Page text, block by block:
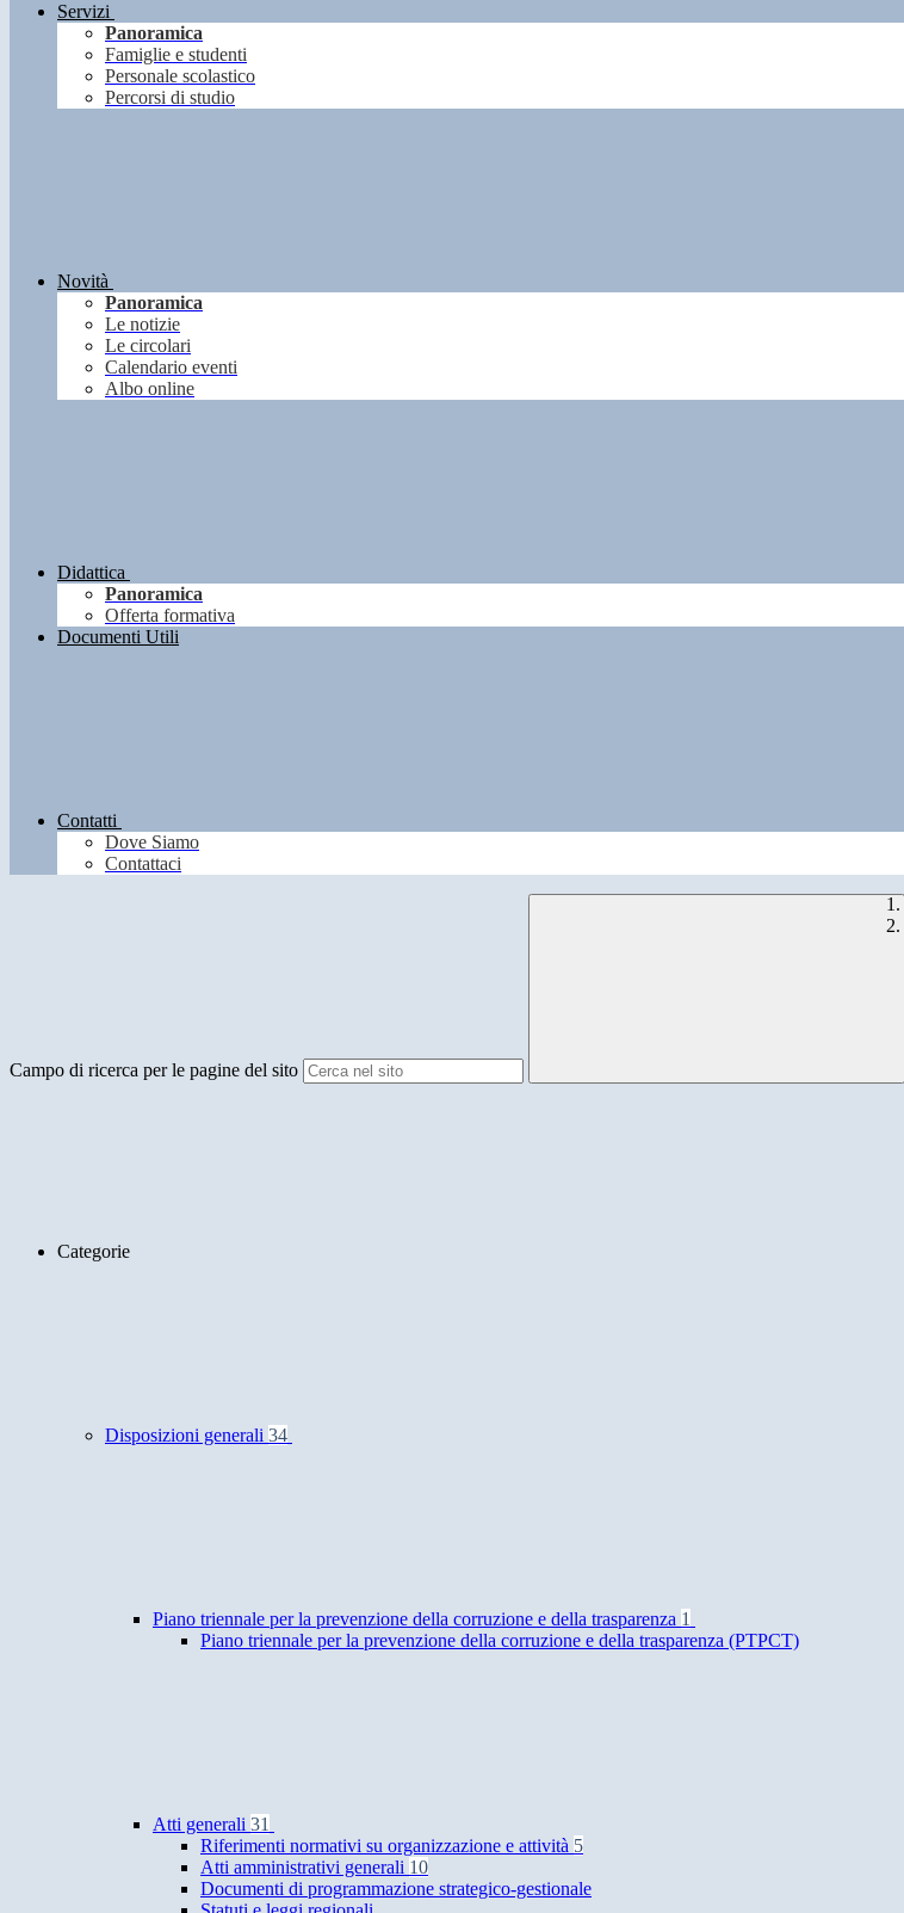
Servizi
Panoramica
Famiglie e studenti
Personale scolastico
Percorsi di studio
Novità
Panoramica
Le notizie
Le circolari
Calendario eventi
Albo online
Didattica
Panoramica
Offerta formativa
Documenti Utili
Contatti
Dove Siamo
Contattaci
Campo di ricerca per le pagine del sito
Categorie
Disposizioni generali 34
Piano triennale per la prevenzione della corruzione e della trasparenza 1
Piano triennale per la prevenzione della corruzione e della trasparenza (PTPCT)
Atti generali 31
Riferimenti normativi su organizzazione e attività 5
Atti amministrativi generali 10
Documenti di programmazione strategico-gestionale